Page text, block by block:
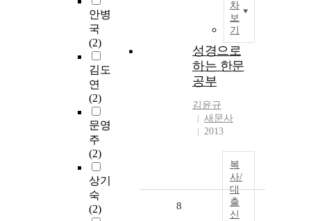
안병
국
(2)
김도
연
(2)
문영
주
(2)
상기
숙
(2)
차
보
기
성경으로
하는 한문
공부
김윤규
새문사
2013
복
사/
대
출
신
8